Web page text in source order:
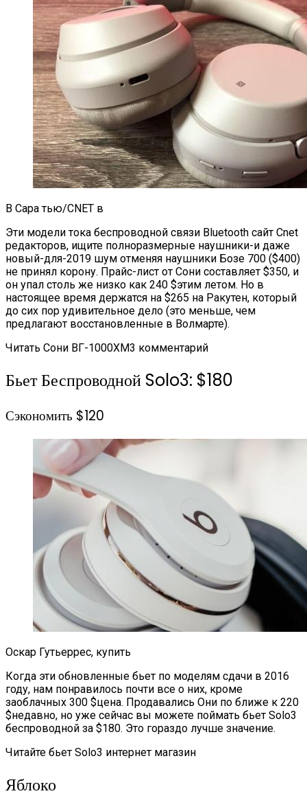
В Сара тью/CNET в
Эти модели тока беспроводной связи Bluetooth сайт Cnet
редакторов, ищите полноразмерные наушники-и даже
новый-для-2019 шум отменяя наушники Бозе 700 ($400)
не принял корону. Прайс-лист от Сони составляет $350, и
он упал столь же низко как 240 $этим летом. Но в
настоящее время держатся на $265 на Ракутен, который
до сих пор удивительное дело (это меньше, чем
предлагают восстановленные в Волмарте).
Читать Сони ВГ-1000XM3 комментарий
Бьет Беспроводной Solo3: $180
Сэкономить $120
Оскар Гутьеррес, купить
Когда эти обновленные бьет по моделям сдачи в 2016
году, нам понравилось почти все о них, кроме
заоблачных 300 $цена. Продавались Они по ближе к 220
$недавно, но уже сейчас вы можете поймать бьет Solo3
беспроводной за $180. Это гораздо лучше значение.
Читайте бьет Solo3 интернет магазин
Яблоко